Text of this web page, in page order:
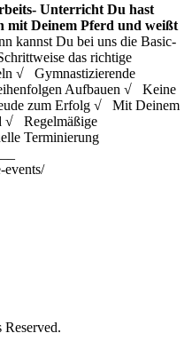
Unterricht Du hast
mit Deinem Pferd und weißt
kannst Du bei uns die Basic-
das richtige
√ Gymnastizierende
Aufbauen √ Keine
zum Erfolg √ Mit Deinem
√ Regelmäßige
Terminierung
events/